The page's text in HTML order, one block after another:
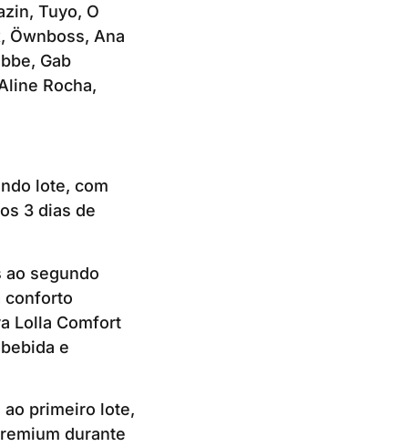
Tuyo, O
Öwnboss, Ana
Gab
Rocha,
lote, com
3 dias de
ao segundo
conforto
Lolla Comfort
e
ao primeiro lote,
durante